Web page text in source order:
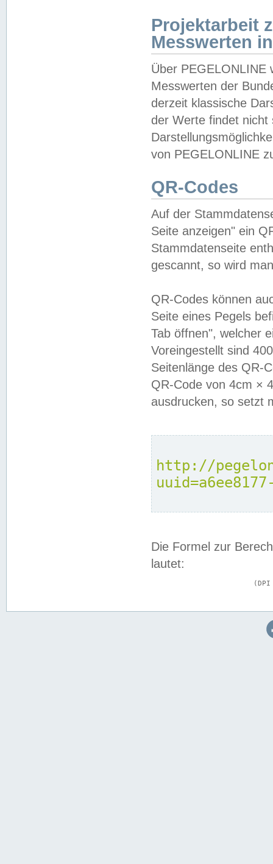
Projektarbeit
Messwerten
Über PEGELONLINE
Messwerten der
derzeit klassische
der Werte findet
von PEGELONLINE
QR-Codes
Auf der
Seite anzeigen" ein
Stammdatenseite
gescannt, so wird
QR-Codes können
Seite eines Pegels
Tab öffnen", welcher
Voreingestellt sind
Seitenlänge des QR-
QR-Code von 4cm ×
ausdrucken, so setzt
http://
Die Formel zur
lautet: